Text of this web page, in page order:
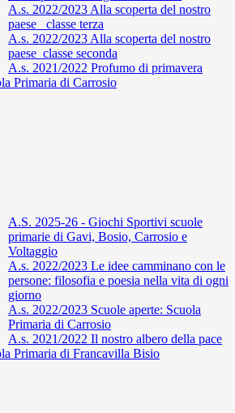
A.s. 2022/2023 Alla scoperta del nostro
paese_ classe terza
A.s. 2022/2023 Alla scoperta del nostro
paese_classe seconda
A.s. 2021/2022 Profumo di primavera
Primaria di Carrosio
A.S. 2025-26 - Giochi Sportivi scuole
primarie di Gavi, Bosio, Carrosio e
Voltaggio
A.s. 2022/2023 Le idee camminano con le
persone: filosofia e poesia nella vita di ogni
giorno
A.s. 2022/2023 Scuole aperte: Scuola
Primaria di Carrosio
A.s. 2021/2022 Il nostro albero della pace
Primaria di Francavilla Bisio